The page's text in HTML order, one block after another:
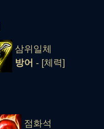
삼위일체
방어 - [체력]
점화석